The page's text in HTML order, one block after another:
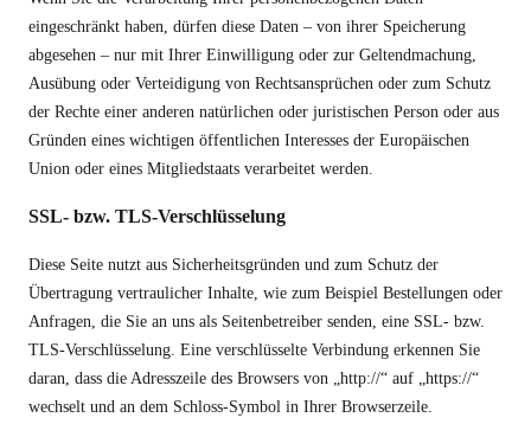
eingeschränkt haben, dürfen diese Daten – von ihrer Speicherung
abgesehen – nur mit Ihrer Einwilligung oder zur Geltendmachung,
Ausübung oder Verteidigung von Rechtsansprüchen oder zum Schutz
der Rechte einer anderen natürlichen oder juristischen Person oder aus
Gründen eines wichtigen öffentlichen Interesses der Europäischen
Union oder eines Mitgliedstaats verarbeitet werden.
SSL- bzw. TLS-Verschlüsselung
Diese Seite nutzt aus Sicherheitsgründen und zum Schutz der
Übertragung vertraulicher Inhalte, wie zum Beispiel Bestellungen oder
Anfragen, die Sie an uns als Seitenbetreiber senden, eine SSL- bzw.
TLS-Verschlüsselung. Eine verschlüsselte Verbindung erkennen Sie
daran, dass die Adresszeile des Browsers von „http://“ auf „https://“
wechselt und an dem Schloss-Symbol in Ihrer Browserzeile.